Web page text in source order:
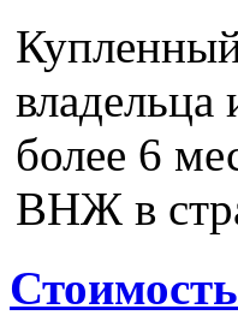
более 6
ВНЖ в